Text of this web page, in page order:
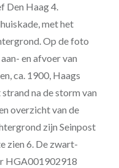
Den Haag 4.
met het
Op de foto
en afvoer van
ca. 1900, Haags
na de storm van
overzicht van de
zijn Seinpost
zien 6. De zwart-
HGA001902918